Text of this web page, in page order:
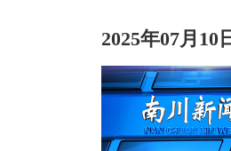
2025年07月10